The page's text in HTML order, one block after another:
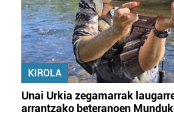
KIROLA
Unai Urkia zegamarrak
arrantzako beteranoen